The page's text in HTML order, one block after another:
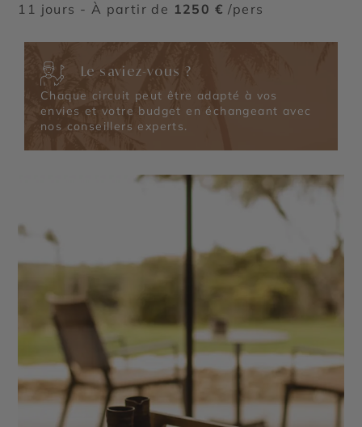
11 jours - À partir de 1250 € /pers
Le saviez-vous ?
Chaque circuit peut être adapté à vos
envies et votre budget en échangeant avec
nos conseillers experts.